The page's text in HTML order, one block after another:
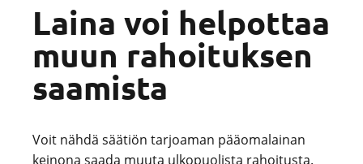
Laina voi helpottaa
muun rahoituksen
saamista
Voit nähdä säätiön tarjoaman pääomalainan
keinona saada muuta ulkopuolista rahoitusta.